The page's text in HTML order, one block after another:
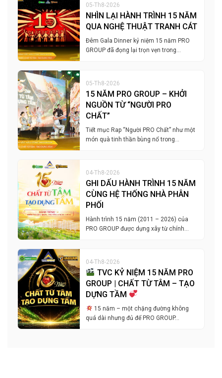
05-Th8-2026
NHÌN LẠI HÀNH TRÌNH 15 NĂM
QUA NGHỆ THUẬT TRANH CÁT
Đêm Gala Dinner kỷ niệm 15 năm PRO
GROUP đã đọng lại trọn vẹn trong…
05-Th8-2026
15 NĂM PRO GROUP – KHỞI
NGUỒN TỪ “NGƯỜI PRO
CHẤT”
Tiết mục Rap “Người PRO Chất” như một
món quà tinh thần bùng nổ trong…
04-Th8-2026
GHI DẤU HÀNH TRÌNH 15 NĂM
CÙNG HỆ THỐNG NHÀ PHÂN
PHỐI
Hành trình 15 năm (2011 – 2026) của
PRO GROUP được dựng xây từ chính…
04-Th8-2026
TVC KỶ NIỆM 15 NĂM PRO
GROUP | CHẤT TỪ TÂM – TẠO
DỰNG TẦM
15 năm – một chặng đường không
quá dài nhưng đủ để PRO GROUP…